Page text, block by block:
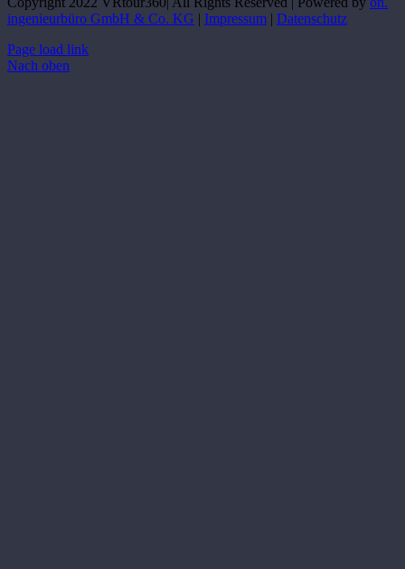
ingenieurbüro GmbH & Co. KG | Impressum | Datenschutz
Page load link
Nach oben